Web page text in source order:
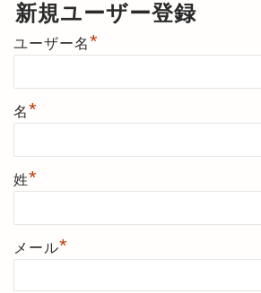
新規ユーザー登録
ユーザー名*
名*
姓*
メール*